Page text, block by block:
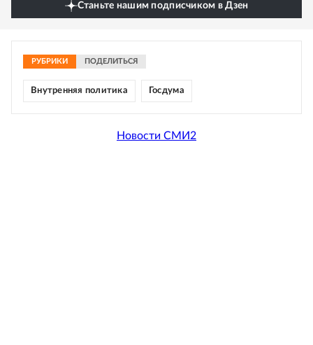
Станьте нашим подписчиком в Дзен
РУБРИКИ ПОДЕЛИТЬСЯ
Внутренняя политика Госдума
Новости СМИ2